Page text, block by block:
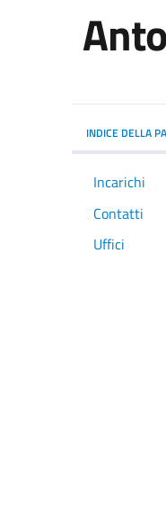
INDICE DELLA
Incarichi
Contatti
Uffici